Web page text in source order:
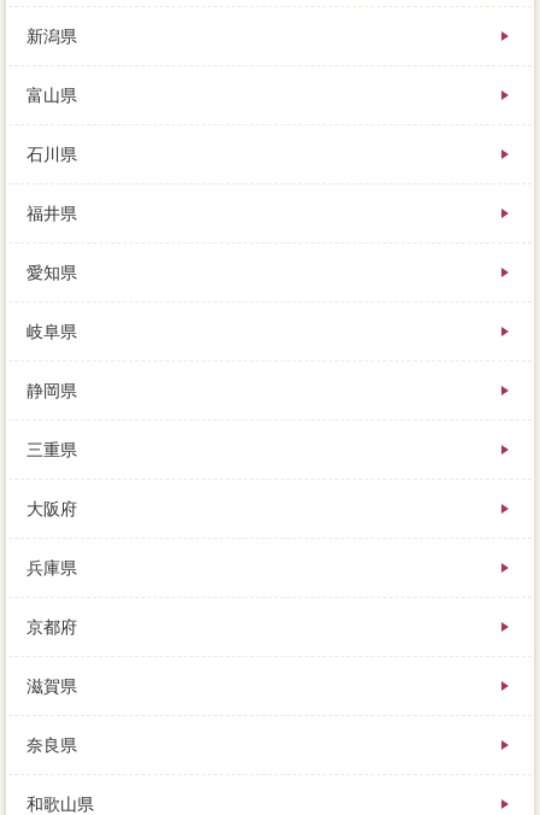
新潟県
富山県
石川県
福井県
愛知県
岐阜県
静岡県
三重県
大阪府
兵庫県
京都府
滋賀県
奈良県
和歌山県